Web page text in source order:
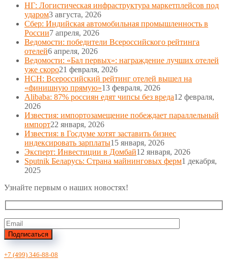
НГ: Логистическая инфраструктура маркетплейсов под
ударом3 августа, 2026
Сбер: Индийская автомобильная промышленность в
России7 апреля, 2026
Ведомости: победители Всероссийского рейтинга
отелей6 апреля, 2026
Ведомости: «Бал первых»: награждение лучших отелей
уже скоро21 февраля, 2026
НСН: Всероссийский рейтинг отелей вышел на
«финишную прямую»13 февраля, 2026
Alibaba: 87% россиян едят чипсы без вреда12 февраля,
2026
Известия: импортозамещение побеждает параллельный
импорт22 января, 2026
Известия: в Госдуме хотят заставить бизнес
индексировать зарплаты15 января, 2026
Эксперт: Инвестиции в Домбай12 января, 2026
Sputnik Беларусь: Страна майнинговых ферм1 декабря,
2025
Узнайте первым о наших новостях!
Подписаться
+7 (499) 346-88-08